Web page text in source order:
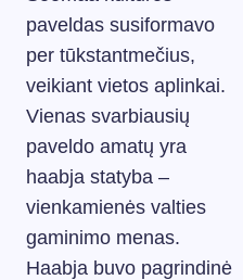
paveldas susiformavo
per tūkstantmečius,
veikiant vietos aplinkai.
Vienas svarbiausių
paveldo amatų yra
haabja statyba –
vienkamienės valties
gaminimo menas.
Haabja buvo pagrindinė